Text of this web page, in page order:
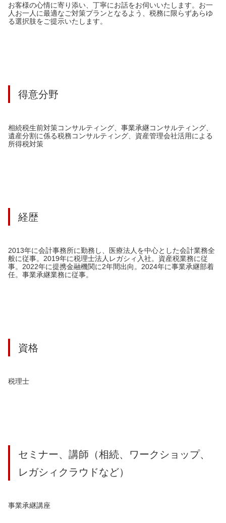
お客様の心情に寄り添い、丁寧にお話をお伺いいたします。お一
人お一人に最適なご対策プランとなるよう、税務に限らずあらゆ
る選択肢をご提示いたします。
得意分野
相続税生前対策コンサルティング、事業承継コンサルティング、
遺産分割に係る税務コンサルティング、資産管理会社活用による
所得税対策
経歴
2013年に会計事務所に勤務し、医療法人を中心とした会計業務全
般に従事。2019年に税理士法人レガシィ入社。資産税業務に従
事。2022年に提携金融機関に2年間出向。2024年に事業承継部着
任。事業承継業務に従事。
資格
税理士
セミナー、講師（相続、ワークショップ、
レガシィクラウドなど）
事業承継講座